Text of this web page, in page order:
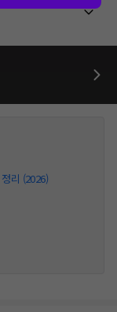
리 (2026)